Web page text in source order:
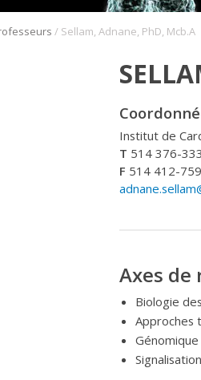
/ Sellam, Adnane, PhD, Mcb.A
Institut de
T 514 376-
F 514 412-
Axes de
Biologie
Approches
Génomique